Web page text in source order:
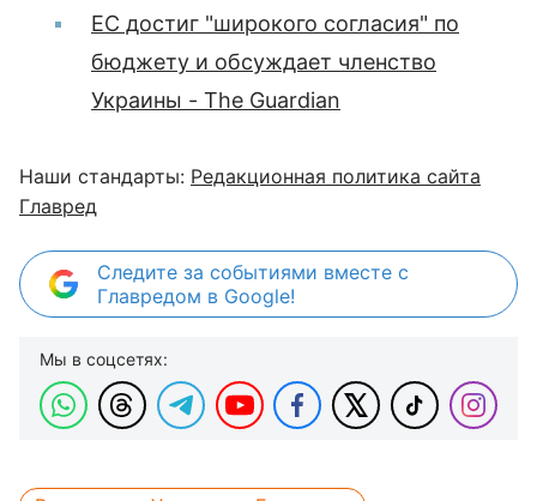
ЕС достиг "широкого согласия" по
бюджету и обсуждает членство
Украины - The Guardian
Наши стандарты: Редакционная политика сайта
Главред
Следите за событиями вместе с
Главредом в Google!
Мы в соцсетях: